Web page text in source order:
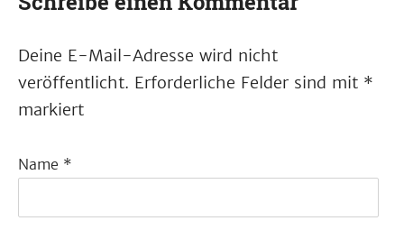
Deine E-Mail-Adresse wird nicht
veröffentlicht. Erforderliche Felder sind mit *
markiert
Name *